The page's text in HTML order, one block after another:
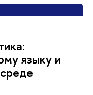
языку и